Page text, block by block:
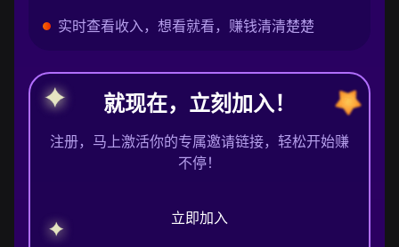
实时查看收入，想看就看，赚钱清清楚楚
就现在，立刻加入！
注册，马上激活你的专属邀请链接，轻松开始赚
不停！
立即加入